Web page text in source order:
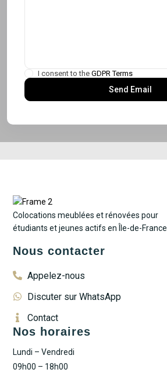
I consent to the GDPR Terms
Colocations meublées et rénovées pour
étudiants et jeunes actifs en Île-de-France
Nous contacter
Appelez-nous
Discuter sur WhatsApp
Contact
Nos horaires
Lundi – Vendredi
09h00 – 18h00